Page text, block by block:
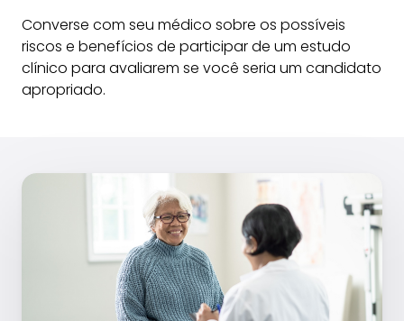
Converse com seu médico sobre os possíveis
riscos e benefícios de participar de um estudo
clínico para avaliarem se você seria um candidato
apropriado.